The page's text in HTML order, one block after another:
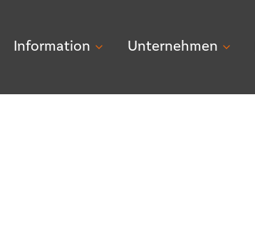
Information Unternehmen